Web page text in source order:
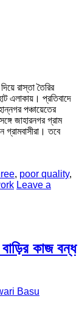
রাস্তা তৈরির
এলাকায়। প্রতিবাদে
পঞ্চায়েতের
জাহারনগর গ্রাম
গ্রামবাসীরা। তবে
, poor quality,
Leave a
কাজ বন্ধ
Basu